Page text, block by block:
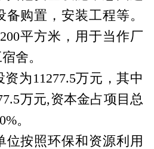
购置，安装工程等。
平方米，用于当作厂
舍。
为 11277.5万元，其中
万元,资本金占项目总
。
按照环保和资源利用